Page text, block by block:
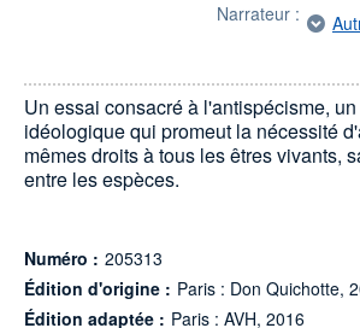
Narrateur :
Un essai consacré à l'antispécisme,
idéologique qui promeut la nécessité
mêmes droits à tous les êtres vivants,
entre les espèces.
Numéro : 205313
Édition d'origine : Paris : Don Quichotte,
Édition adaptée : Paris : AVH, 2016